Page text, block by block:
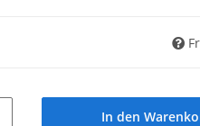
In den